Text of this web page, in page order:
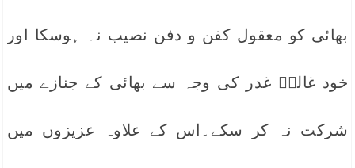
بھائی کو معقول کفن و دفن نصیب نہ ہوسکا اور
خود غالبؔ غدر کی وجہ سے بھائی کے جنازے میں
شرکت نہ کر سکے۔اس کے علاوہ عزیزوں میں